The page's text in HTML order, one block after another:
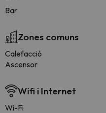
Bar
Zones comuns
Calefacció
Ascensor
Wifi i Internet
Wi-Fi